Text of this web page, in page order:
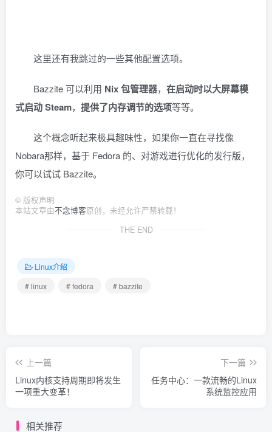
这里还有我跳过的一些其他配置选项。
Bazzite 可以利用 Nix 包管理器， 在启动时以大屏幕模
式启动 Steam， 提供了内存调节的选项等等。
这个概念听起来极具趣味性，如果你一直在寻找像
Nobara那样，基于 Fedora 的、对游戏进行优化的发行版，
你可以试试 Bazzite。
© 版权声明
本站文章由不念博客原创，未经允许严禁转载！
THE END
Linux介绍
# linux
# fedora # bazzite
上一篇
Linux内核支持周期即将发生
一项重大变革！
下一篇
任务中心：一款流畅的Linux
系统监控应用
相关推荐